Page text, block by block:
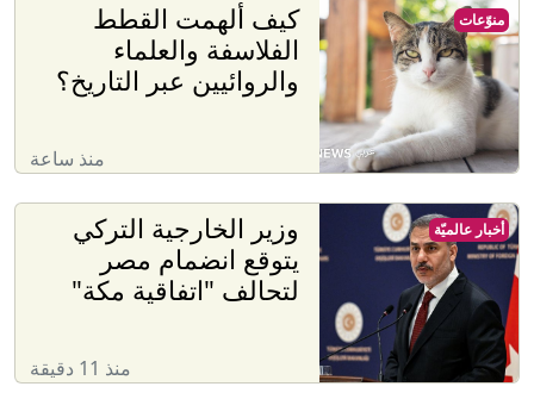
كيف ألهمت القطط
الفلاسفة والعلماء
والروائيين عبر التاريخ؟
منذ ساعة
منوّعات
وزير الخارجية التركي
يتوقع انضمام مصر
لتحالف "اتفاقية مكة"
منذ 11 دقيقة
أخبار عالميّة